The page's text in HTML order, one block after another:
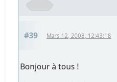
#39 Mars 12, 2008, 12:43:18
Bonjour à tous !